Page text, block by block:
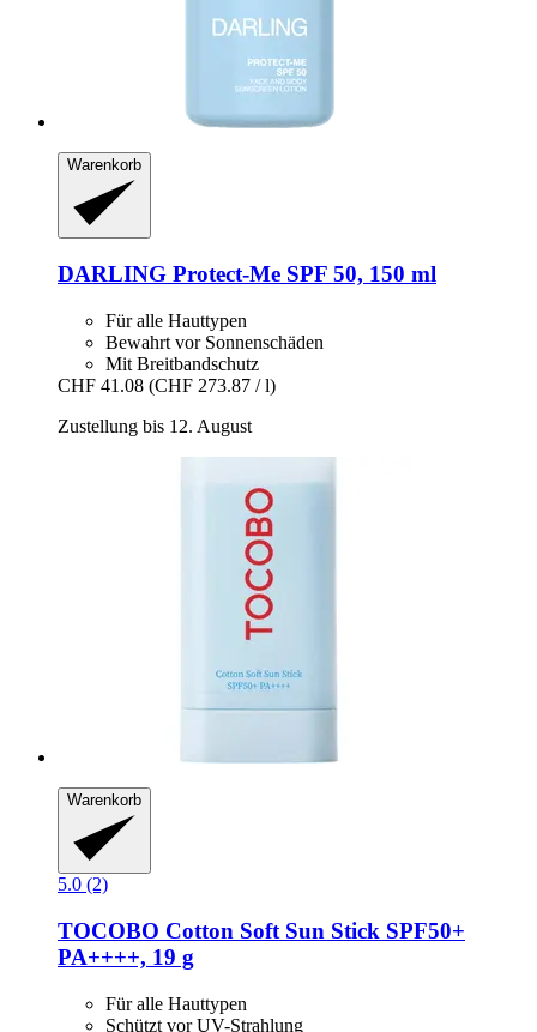
Warenkorb
DARLING Protect-​Me SPF 50, 150 ml
Für alle Hauttypen
Bewahrt vor Sonnenschäden
Mit Breitbandschutz
CHF 41.08 (CHF 273.87 / l)
Zustellung bis 12. August
Warenkorb
5.0 (2)
TOCOBO Cotton Soft Sun Stick SPF50+
PA++++, 19 g
Für alle Hauttypen
Schützt vor UV-Strahlung